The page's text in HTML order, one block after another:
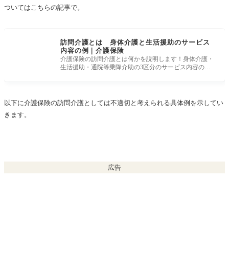
ついてはこちらの記事で。
訪問介護とは 身体介護と生活援助のサービス
内容の例｜介護保険
介護保険の訪問介護とは何かを説明します！身体介護・
生活援助・通院等乗降介助の3区分のサービス内容の具
以下に介護保険の訪問介護としては不適切と考えられる具体例を示してい
きます。
広告